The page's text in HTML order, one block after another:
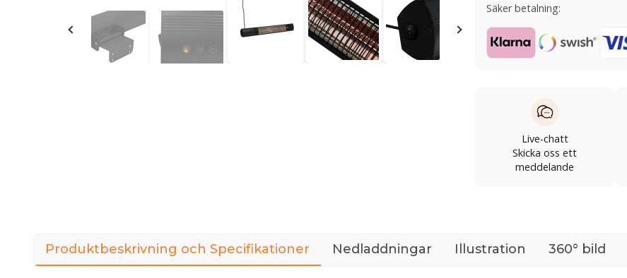
Säker betalning:
Live-chatt
Skicka oss ett
meddelande
Produktbeskrivning och Specifikationer Nedladdningar Illustration 360° bild